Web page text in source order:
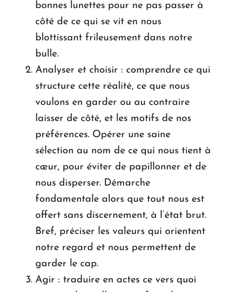
bonnes lunettes pour ne pas passer à
côté de ce qui se vit en nous
blottissant frileusement dans notre
bulle.
Analyser et choisir : comprendre ce qui
structure cette réalité, ce que nous
voulons en garder ou au contraire
laisser de côté, et les motifs de nos
préférences. Opérer une saine
sélection au nom de ce qui nous tient à
cœur, pour éviter de papillonner et de
nous disperser. Démarche
fondamentale alors que tout nous est
offert sans discernement, à l’état brut.
Bref, préciser les valeurs qui orientent
notre regard et nous permettent de
garder le cap.
Agir : traduire en actes ce vers quoi